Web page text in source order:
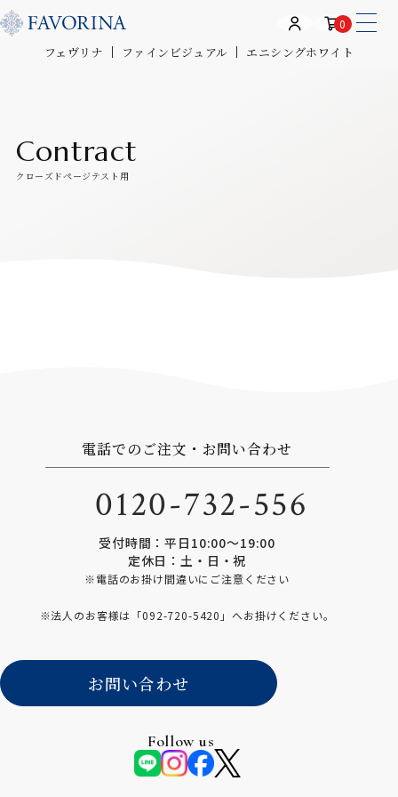
0
フェヴリナ ファインビジュアル エニシングホワイト
Contract
クローズドページテスト用
電話でのご注文・お問い合わせ
0120-732-556
受付時間：平日10:00〜19:00
定休日：土・日・祝
※電話のお掛け間違いにご注意ください
※法人のお客様は「092-720-5420 」へお掛けください。
Follow us
お問い合わせ